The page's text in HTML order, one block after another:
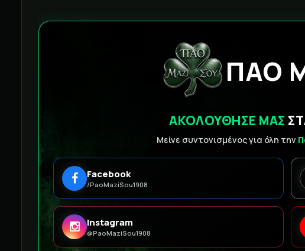
ΠΑΟ
ΑΚΟΛΟΥΘΗΣΕ ΜΑΣ
Μείνε συντονισμένος για όλη την
Facebook
/PaoMaziSou1908
Instagram
@PaoMaziSou1908